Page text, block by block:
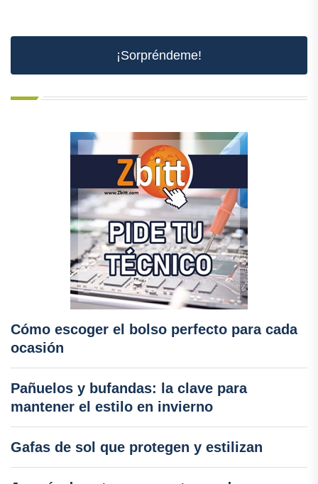
¡Sorpréndeme!
Cómo escoger el bolso perfecto para cada
ocasión
Pañuelos y bufandas: la clave para
mantener el estilo en invierno
Gafas de sol que protegen y estilizan